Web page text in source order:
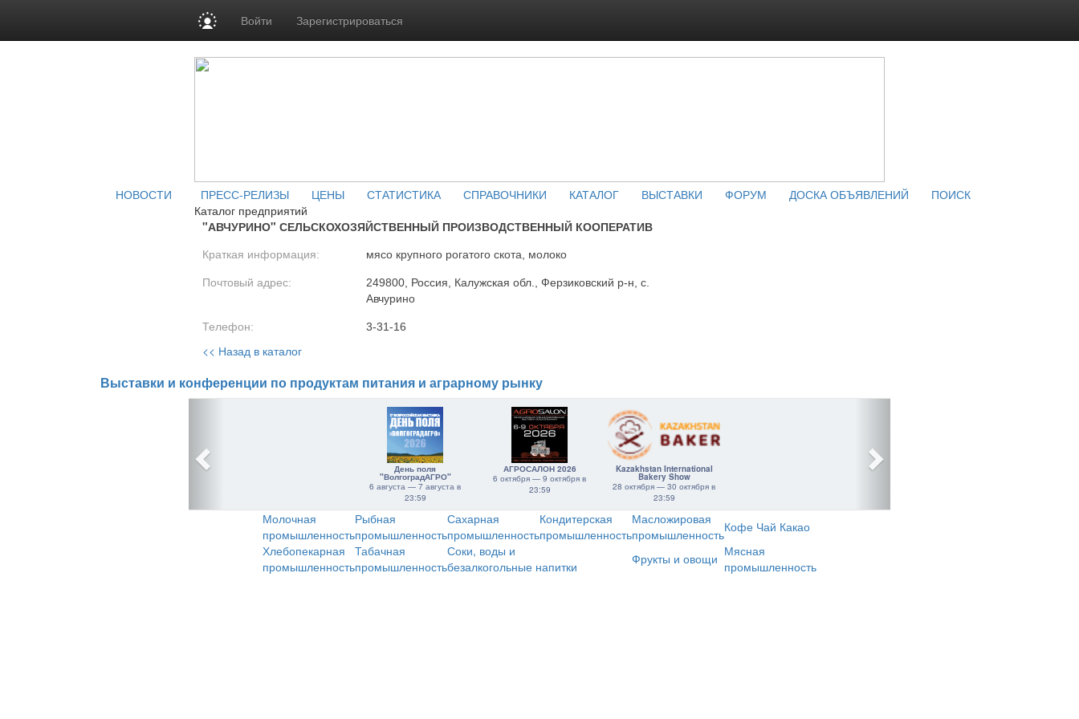
Войти Зарегистрироваться
НОВОСТИ ПРЕСС-РЕЛИЗЫ ЦЕНЫ СТАТИСТИКА СПРАВОЧНИКИ КАТАЛОГ ВЫСТАВКИ ФОРУМ ДОСКА ОБЪЯВЛЕНИЙ
ПОИСК
Каталог предприятий
"АВЧУРИНО" СЕЛЬСКОХОЗЯЙСТВЕННЫЙ ПРОИЗВОДСТВЕННЫЙ КООПЕРАТИВ
Краткая информация: мясо крупного рогатого скота, молоко
Почтовый адрес:
249800, Россия, Калужская обл., Ферзиковский р-н, с.
Авчурино
Телефон: 3-31-16
<< Назад в каталог
Выставки и конференции по продуктам питания и аграрному рынку
День поля
"ВолгоградАГРО"
6 августа — 7 августа в
23:59
АГРОСАЛОН 2026
6 октября — 9 октября в
23:59
Kazakhstan International
Bakery Show
28 октября — 30 октября в
23:59
Молочная
промышленность
Рыбная
промышленность
Сахарная
промышленность
Кондитерская
промышленность
Масложировая
промышленностьКофе Чай Какао
Хлебопекарная
промышленность
Табачная
промышленность
Соки, воды и
безалкогольные напитки
Фрукты и овощи Мясная
промышленность